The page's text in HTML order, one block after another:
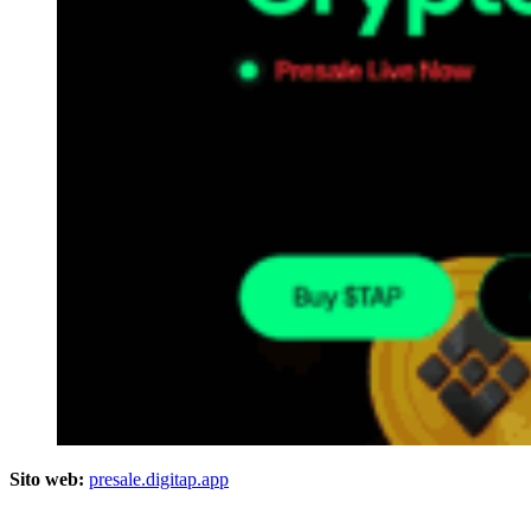
Sito web: presale.digitap.app